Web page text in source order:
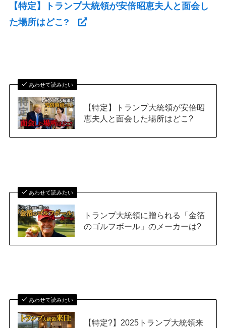
【特定】トランプ大統領が安倍昭恵夫人と面会し
た場所はどこ?
あわせて読みたい
【特定】トランプ大統領が安倍昭
恵夫人と面会した場所はどこ?
あわせて読みたい
トランプ大統領に贈られる「金箔
のゴルフボール」のメーカーは?
あわせて読みたい
【特定?】2025トランプ大統領来